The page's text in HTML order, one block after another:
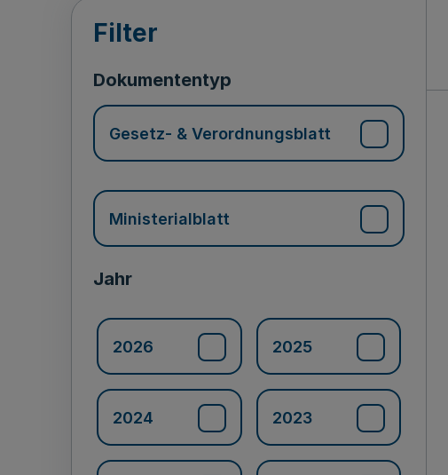
Verkündungsbereich
Filter
Dokumententyp
Gesetz- & Verordnungsblatt
Ministerialblatt
Jahr
2026 2025
2024 2023